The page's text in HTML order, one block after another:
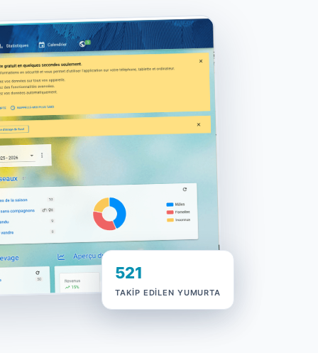
521
TAKIP EDILEN YUMURTA